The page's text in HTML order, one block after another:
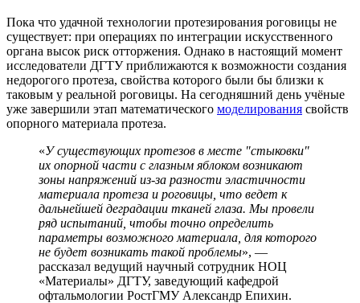
Пока что удачной технологии протезирования роговицы не
существует: при операциях по интеграции искусственного
органа высок риск отторжения. Однако в настоящий момент
исследователи ДГТУ приближаются к возможности создания
недорогого протеза, свойства которого были бы близки к
таковым у реальной роговицы. На сегодняшний день учёные
уже завершили этап математического моделирования свойств
опорного материала протеза.
«У существующих протезов в месте "стыковки"
их опорной части с глазным яблоком возникают
зоны напряжений из-за разности эластичности
материала протеза и роговицы, что ведет к
дальнейшей деградации тканей глаза. Мы провели
ряд испытаний, чтобы точно определить
параметры возможного материала, для которого
не будет возникать такой проблемы», —
рассказал ведущий научный сотрудник НОЦ
«Материалы» ДГТУ, заведующий кафедрой
офтальмологии РостГМУ Александр Епихин.